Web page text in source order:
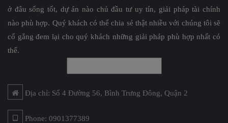
ở đâu sống tốt, dự án nào chủ đầu tư uy tín, giải pháp tài chính
nào phù hợp. Quý khách có thể chia sẻ thật nhiều với chúng tôi sẽ
cố gắng đem lại cho quý khách những giải pháp phù hợp nhất có
thể.
Địa chỉ: Số 4 Đường 56, Bình Trưng Đông, Quận 2
Phone: 0901377389